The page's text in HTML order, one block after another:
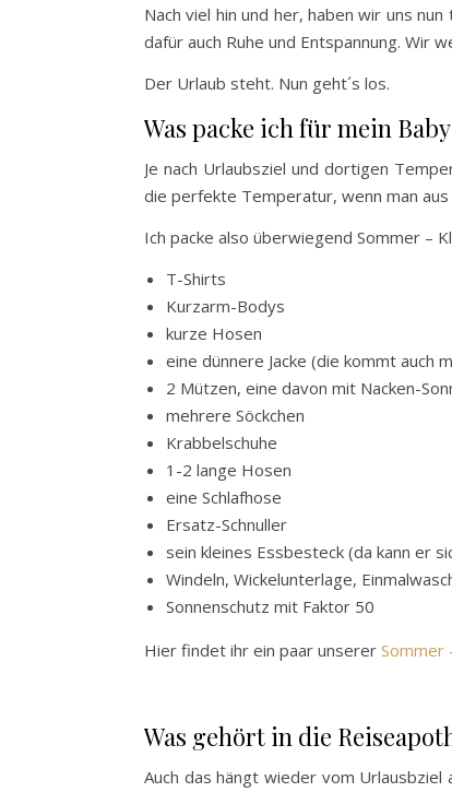
Nach viel hin und her, haben wir uns
dafür auch Ruhe und Entspannung. Wir
Der Urlaub steht. Nun geht´s los.
Was packe ich für mein
Je nach Urlaubsziel und dortigen
die perfekte Temperatur, wenn man aus
Ich packe also überwiegend Sommer –
T-Shirts
Kurzarm-Bodys
kurze Hosen
eine dünnere Jacke (die kommt auch
2 Mützen, eine davon mit Nacken-
mehrere Söckchen
Krabbelschuhe
1-2 lange Hosen
eine Schlafhose
Ersatz-Schnuller
sein kleines Essbesteck (da kann er
Windeln, Wickelunterlage,
Sonnenschutz mit Faktor 50
Hier findet ihr ein paar unserer Sommer
Was gehört in die
Auch das hängt wieder vom